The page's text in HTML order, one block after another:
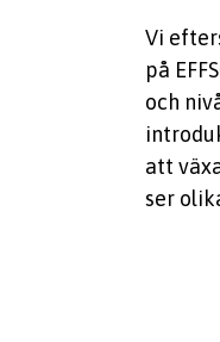
Vi
på
och
att
ser